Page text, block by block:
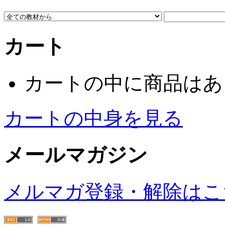
カート
カートの中に商品は
カートの中身を見る
メールマガジン
メルマガ登録・解除は